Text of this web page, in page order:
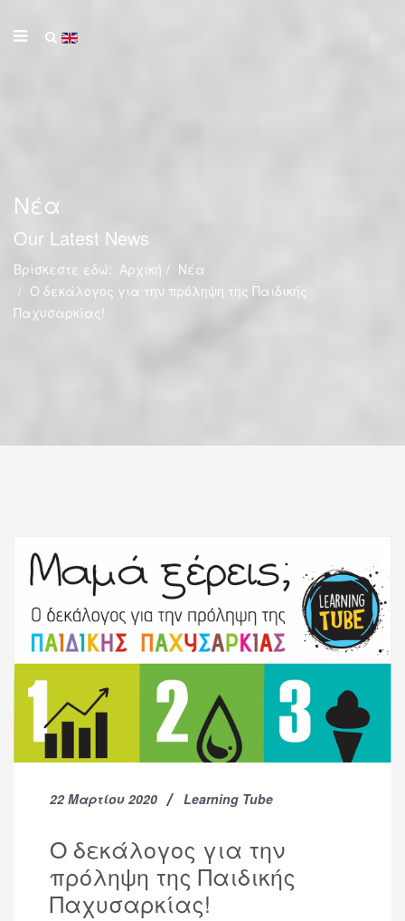
Νέα
Our Latest News
Βρίσκεστε εδώ: Αρχική
Νέα
O δεκάλογος για την πρόληψη της Παιδικής
Παχυσαρκίας!
22 Μαρτίου 2020 Learning Tube
O δεκάλογος για την
πρόληψη της Παιδικής
Παχυσαρκίας!